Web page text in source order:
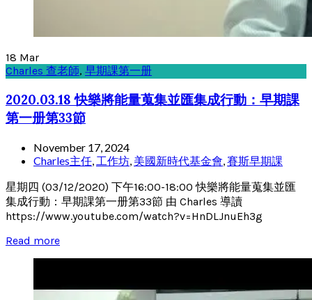
18 Mar
Charles 查老師, 早期課第一册
2020.03.18 快樂將能量蒐集並匯集成行動：早期課
第一册第33節
November 17, 2024
Charles主任, 工作坊, 美國新時代基金會,賽斯早期課
星期四 (03/12/2020) 下午16:00-18:00 快樂將能量蒐集並匯
集成行動：早期課第一册第33節 由 Charles 導讀
https://www.youtube.com/watch?v=HnDLJnuEh3g
Read more